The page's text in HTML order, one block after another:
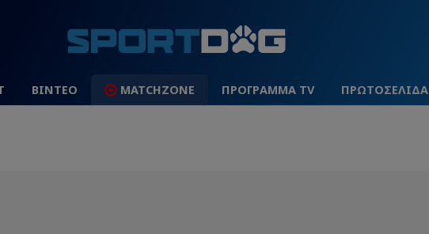
ΒΙΝΤΕΟ MATCHZONE ΠΡΟΓΡΑΜΜΑ TV ΠΡΩΤΟΣΕΛΙΔΑ